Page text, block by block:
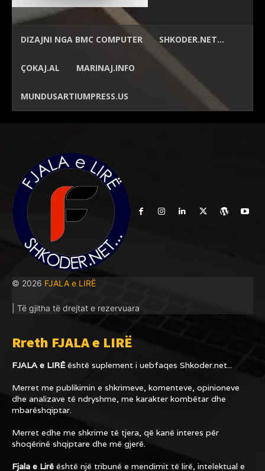
DIZAJNI NGA BMC COMPUTER SHKODER.NET…
ÇOKAJ.AL MARINAJ.INFO
MUNDUSARTIUMPRESS.US
© 2026 FJALA e LIRË
| Të gjitha të drejtat e rezervuara
Rreth FJALA e LIRË
FJALA e LIRËështë suplement i uebfaqes Shkoder.net...
Merret me publikimin e shkrimeve, komenteve, opinioneve
dhe analizave të ndryshme, me karakter kombëtar dhe
mbarëshqiptar.
Merret edhe me shkrime të tjera, që kanë interes për
shoqërinë shqiptare dhe më gjerë.
Fjala e Lirë është një tribunë e mendimit të lirë, intelektual e